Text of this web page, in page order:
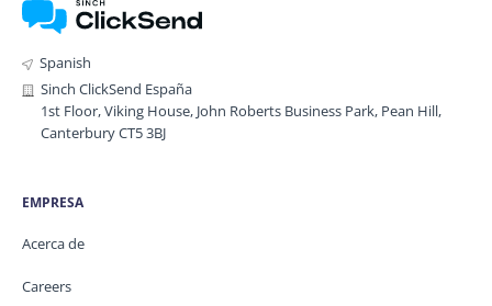
Spanish
Sinch ClickSend España
1st Floor, Viking House, John Roberts Business Park, Pean Hill,
Canterbury CT5 3BJ
EMPRESA
Acerca de
Careers